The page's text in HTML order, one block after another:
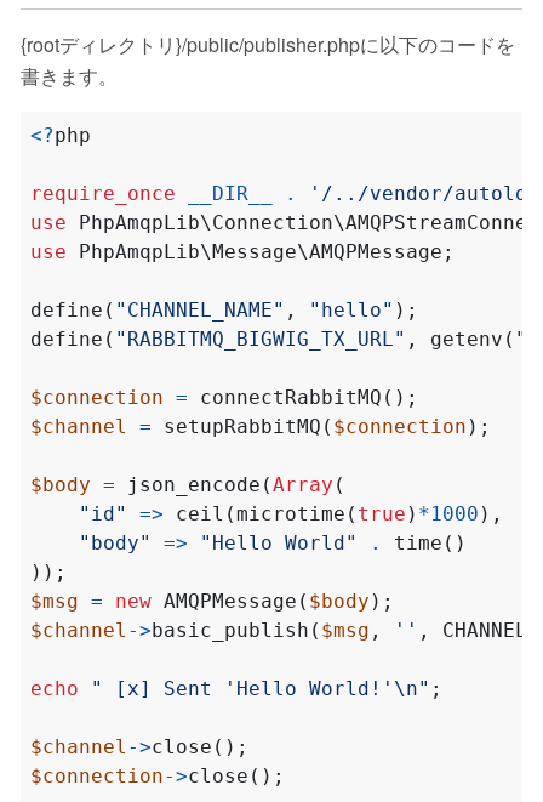
{rootディレクトリ}/public/publisher.phpに以下のコードを
書きます。
<?php
require_once __DIR__ .
'/../vendor/
use
use
PhpAmqpLib\Message\AMQPMessage ;
define ( "CHANNEL_NAME" , "hello" );
define ( "RABBITMQ_BIGWIG_TX_URL" , getenv (
$connection = connectRabbitMQ ();
$channel
= setupRabbitMQ ( $connection );
$body = json_encode (Array (
"id"
=> ceil (microtime ( true ) *1000 ),
"body"
=> "Hello World" . time ()
));
$msg = new AMQPMessage ( $body );
$channel ->basic_publish ( $msg , '' ,
echo " [x] Sent 'Hello World!' \n" ;
$channel ->close ();
$connection->close ();